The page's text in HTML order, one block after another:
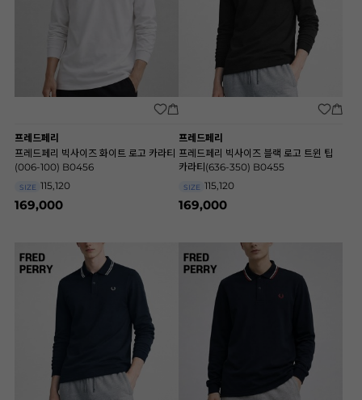
프레드페리
프레드페리 빅사이즈 화이트 로고 카라티
(006-100) B0456
SIZE 115,120
169,000
프레드페리
프레드페리 빅사이즈 블랙 로고 트윈 팁
카라티(636-350) B0455
SIZE 115,120
169,000